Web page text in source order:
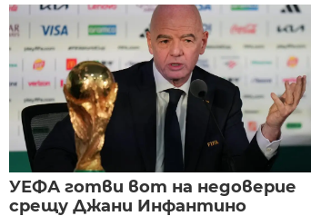
УЕФА готви вот на недоверие
срещу Джани Инфантино